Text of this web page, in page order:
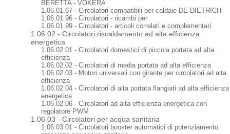
BERETTA - VOKERA
1.06.01.67 - Circolatori compatibili per caldaie DE DIETRICH
1.06.01.96 - Circolatori - ricambi per
1.06.01.99 - Circolatori - articoli correlati e complementari
1.06.02 - Circolatori riscaldamento ad alta efficienza
energetica
1.06.02.01 - Circolatori domestici di piccola portata ad alta
efficienza
1.06.02.02 - Circolatori di media portata ad alta efficienza
1.06.02.03 - Motori universali con girante per circolatori ad alta
efficienza
1.06.02.04 - Circolatori di alta portata flangiati ad alta efficienza
energetica
1.06.02.06 - Circolatori ad alta efficienza energetica con
regolatore PWM
1.06.03 - Circolatori per acqua sanitaria
1.06.03.01 - Circolatori booster automatici di potenziamento